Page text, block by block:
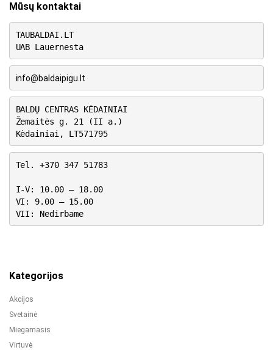
Mūsų kontaktai
TAUBALDAI.LT
UAB Lauernesta
info@baldaipigu.lt
BALDŲ CENTRAS KĖDAINIAI
Žemaitės g. 21 (II a.)
Kėdainiai, LT571795
Tel. +370 347 51783
I-V: 10.00 – 18.00
VI: 9.00 – 15.00
VII: Nedirbame
Kategorijos
Akcijos
Svetainė
Miegamasis
Virtuvė